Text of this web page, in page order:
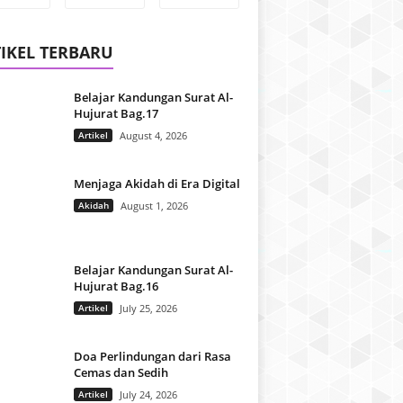
TERBARU
Belajar Kandungan Surat Al-
Hujurat Bag.17
Artikel August 4, 2026
Menjaga Akidah di Era Digital
Akidah August 1, 2026
Belajar Kandungan Surat Al-
Hujurat Bag.16
Artikel July 25, 2026
Doa Perlindungan dari Rasa
Cemas dan Sedih
Artikel July 24, 2026